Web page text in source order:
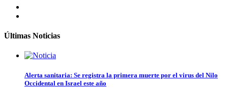
Últimas Noticias
Alerta sanitaria: Se registra la primera muerte por el virus del Nilo
Occidental en Israel este año